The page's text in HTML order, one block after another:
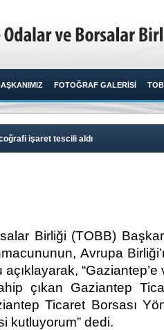
FOTOĞRAF GALERİSİ
işaret tescili aldı
Birliği (TOBB)
Avrupa
“Gaziantep’e
çıkan Gaziantep
Ticaret Borsası
kutluyorum” dedi.​